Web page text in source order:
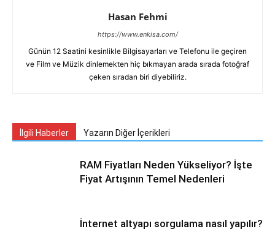
Hasan Fehmi
https://www.enkisa.com/
Günün 12 Saatini kesinlikle Bilgisayarları ve Telefonu ile geçiren
ve Film ve Müzik dinlemekten hiç bıkmayan arada sırada fotoğraf
çeken sıradan biri diyebiliriz.
İlgili Haberler Yazarın Diğer İçerikleri
RAM Fiyatları Neden Yükseliyor? İşte
Fiyat Artışının Temel Nedenleri
İnternet altyapı sorgulama nasıl yapılır?